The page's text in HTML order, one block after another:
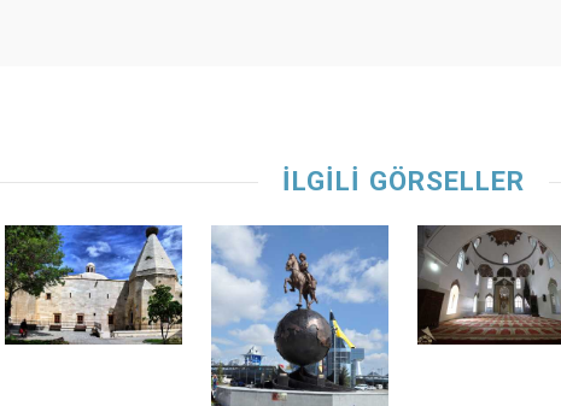
İLGİLİ GÖRSELLER